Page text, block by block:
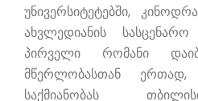
უნივერსიტეტებში,
ახვლედიანის
პირველი რომანი
მწერლობასთან ერთად,
საქმიანობას